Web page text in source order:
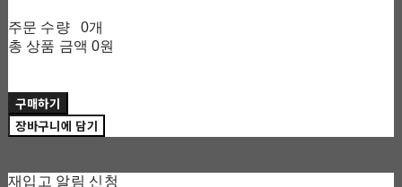
주문 수량
0개
총 상품 금액 0원
구매하기
장바구니에 담기
재입고 알림 신청